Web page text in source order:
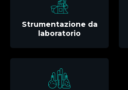
Strumentazione da
laboratorio